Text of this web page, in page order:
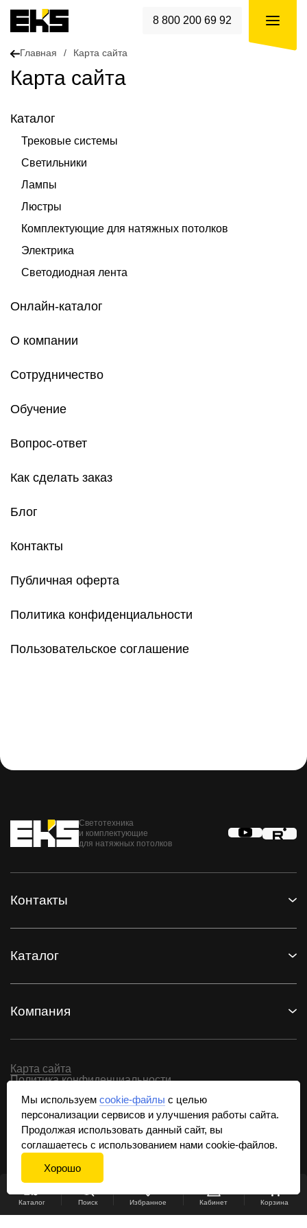
8 800 200 69 92
Главная / Карта сайта
Карта сайта
Каталог
Трековые системы
Светильники
Лампы
Люстры
Комплектующие для натяжных потолков
Электрика
Светодиодная лента
Онлайн-каталог
О компании
Сотрудничество
Обучение
Вопрос-ответ
Как сделать заказ
Блог
Контакты
Публичная оферта
Политика конфиденциальности
Пользовательское соглашение
Светотехника
и комплектующие
для натяжных потолков
Контакты
Компания
Каталог
Карта сайта
Политика конфиденциальности
© 2010-2026, EKS — официальный сайт производителя
светотехники и комплектующих для натяжных
потолков.
Использование материалов возможно только при
письменном согласии и наличии обратной ссылки
на сайт.
Каталог Поиск Избранное Кабинет Корзина
Мы используем cookie-файлы с целью
персонализации сервисов и улучшения работы сайта.
Продолжая использовать данный сайт, вы
соглашаетесь с использованием нами cookie-файлов.
Хорошо